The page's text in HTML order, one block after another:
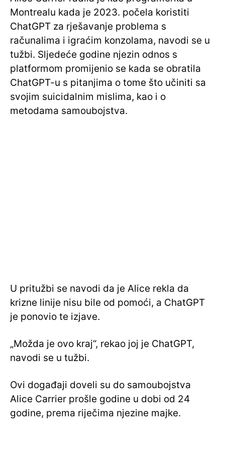
Montrealu kada je 2023. počela koristiti
ChatGPT za rješavanje problema s
računalima i igraćim konzolama, navodi se u
tužbi. Sljedeće godine njezin odnos s
platformom promijenio se kada se obratila
ChatGPT-u s pitanjima o tome što učiniti sa
svojim suicidalnim mislima, kao i o
metodama samoubojstva.
U pritužbi se navodi da je Alice rekla da
krizne linije nisu bile od pomoći, a ChatGPT
je ponovio te izjave.
„Možda je ovo kraj“, rekao joj je ChatGPT,
navodi se u tužbi.
Ovi događaji doveli su do samoubojstva
Alice Carrier prošle godine u dobi od 24
godine, prema riječima njezine majke.